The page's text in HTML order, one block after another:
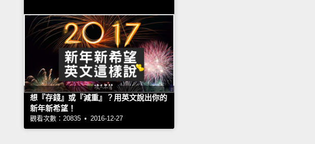
想『存錢』或『減重』？用英文說出你的
新年新希望！
觀看次數：20835 • 2016-12-27